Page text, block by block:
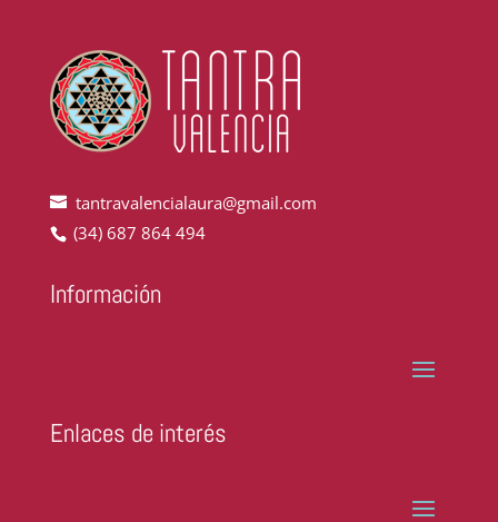
tantravalencialaura@gmail.com
(34) 687 864 494
Información
Enlaces de interés